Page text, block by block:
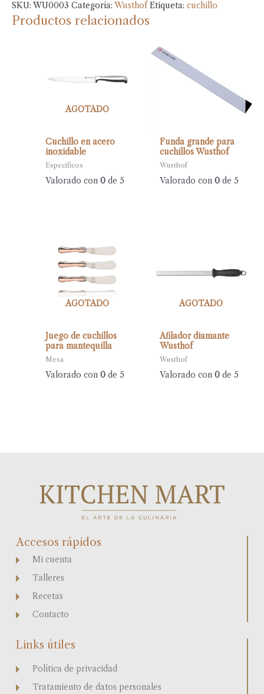
SKU: WU0003 Categoría: Wusthof Etiqueta: cuchillo
Productos relacionados
AGOTADO
Cuchillo en acero
inoxidable
Específicos
Valorado con0 de 5
Funda grande para
cuchillos Wusthof
Wusthof
Valorado con 0de 5
AGOTADO
Juego de cuchillos
para mantequilla
Mesa
Valorado con0 de 5
AGOTADO
Afilador diamante
Wusthof
Wusthof
Valorado con 0de 5
Accesos rápidos
Mi cuenta
Talleres
Recetas
Contacto
Links útiles
Política de privacidad
Tratamiento de datos personales